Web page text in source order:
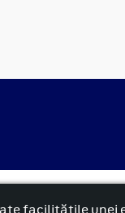
facilitățile unei